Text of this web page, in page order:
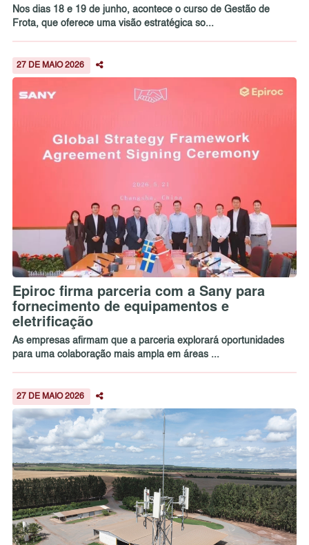
Nos dias 18 e 19 de junho, acontece o curso de Gestão de
Frota, que oferece uma visão estratégica so...
27 DE MAIO 2026
Epiroc firma parceria com a Sany para
fornecimento de equipamentos e
eletrificação
As empresas afirmam que a parceria explorará oportunidades
para uma colaboração mais ampla em áreas ...
27 DE MAIO 2026